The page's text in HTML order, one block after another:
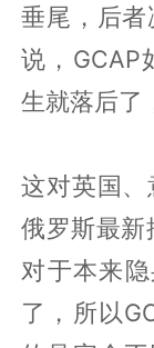
垂尾，后
说，GCAP
生就落后了
这对英国
俄罗斯最新
对于本来
了，所以